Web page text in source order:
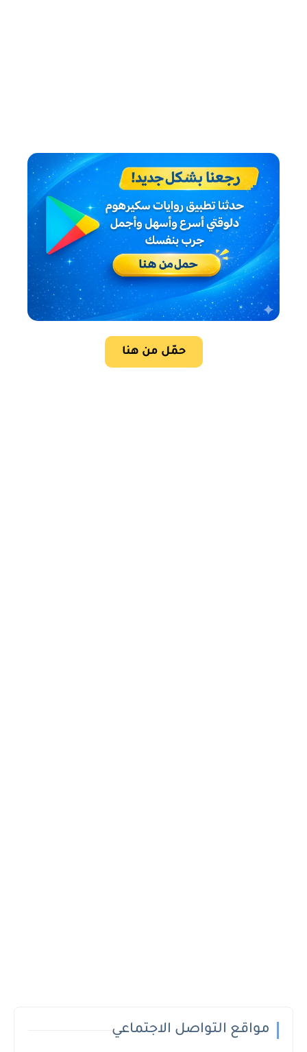
حمّل من هنا
مواقع التواصل الاجتماعي